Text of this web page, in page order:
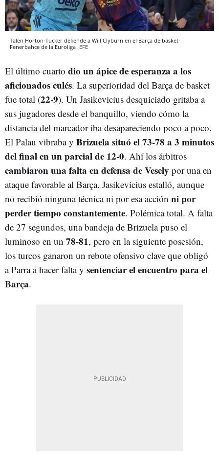
Talen Horton-Tucker defiende a Will Clyburn en el Barça de basket-
Fenerbahce de la Euroliga EFE
El último cuarto dio un ápice de esperanza a los
aficionados culés. La superioridad del Barça de basket
fue total (22-9). Un Jasikevicius desquiciado gritaba a
sus jugadores desde el banquillo, viendo cómo la
distancia del marcador iba desapareciendo poco a poco.
El Palau vibraba y Brizuela situó el 73-78 a 3 minutos
del final en un parcial de 12-0. Ahí los árbitros
cambiaron una falta en defensa de Vesely por una en
ataque favorable al Barça. Jasikevicius estalló, aunque
no recibió ninguna técnica ni por esa acción ni por
perder tiempo constantemente. Polémica total. A falta
de 27 segundos, una bandeja de Brizuela puso el
luminoso en un 78-81, pero en la siguiente posesión,
los turcos ganaron un rebote ofensivo clave que obligó
a Parra a hacer falta y sentenciar el encuentro para el
Barça.